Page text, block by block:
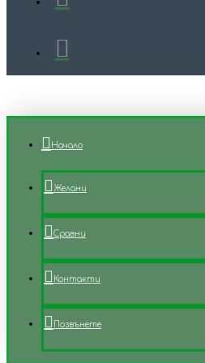
Начало
Желани
Сравни
Контакти
Позвънете